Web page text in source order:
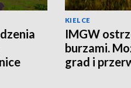
KIELCE
IMGW
burzami.
grad i